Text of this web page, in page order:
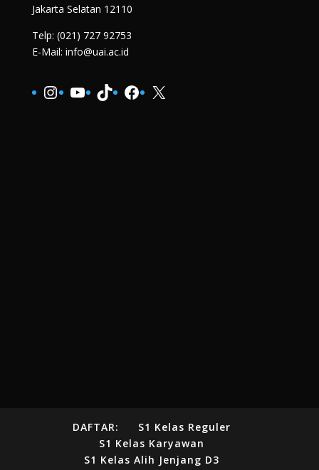
Jakarta Selatan 12110
Telp: (021) 727 92753
E-Mail: info@uai.ac.id
Instagram
YouTube
TikTokFacebook
X
DAFTAR:
S1 Kelas Reguler
S1 Kelas Karyawan
S1 Kelas Alih Jenjang D3